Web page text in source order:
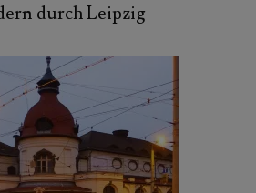
durch Leipzig